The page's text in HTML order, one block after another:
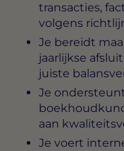
transacties,
volgens
Je bereidt
jaarlijkse
juiste
Je
aan
Je voert